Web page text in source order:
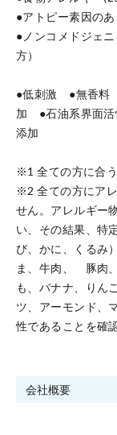
●アトピー素因の
●ノンコメドジェ
方）
●低刺激 ●無香料
加 ●石油系界面活
添加
※1 全ての方に合
※2 全ての方にア
せん。アレルギー
い、その結果、特
び、かに、くるみ
ま、牛肉、 豚肉
も、バナナ、りん
ツ、アーモンド、
性であることを確
会社概要